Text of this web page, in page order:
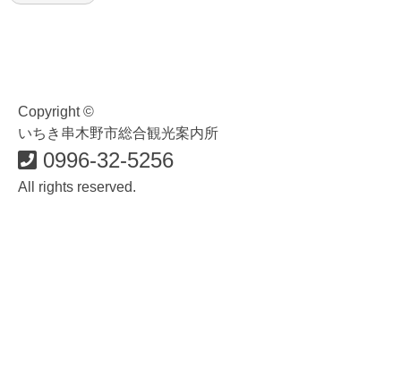
Copyright ©
いちき串木野市総合観光案内所
0996-32-5256
All rights reserved.